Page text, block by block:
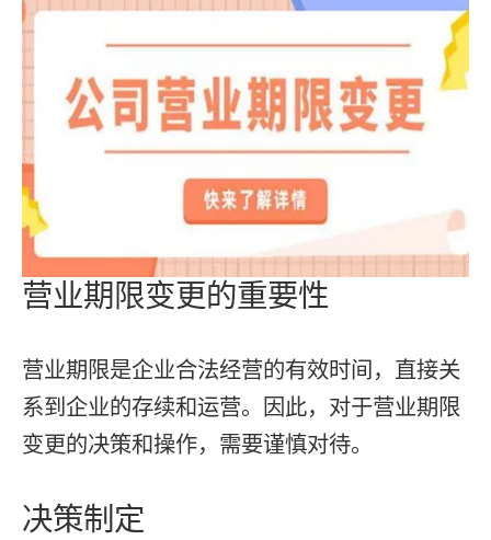
营业期限变更的重要性
营业期限是企业合法经营的有效时间，直接关
系到企业的存续和运营。因此，对于营业期限
变更的决策和操作，需要谨慎对待。
决策制定